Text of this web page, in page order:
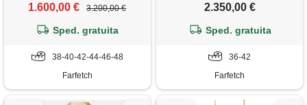
1.600,00 € 3.200,00 €
Sped. gratuita
38-40-42-44-46-48
Farfetch
2.350,00 €
Sped. gratuita
36-42
Farfetch